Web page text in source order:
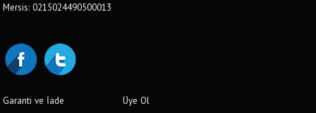
Mersis: 0215024490500013
Garanti ve İade
Üye Ol